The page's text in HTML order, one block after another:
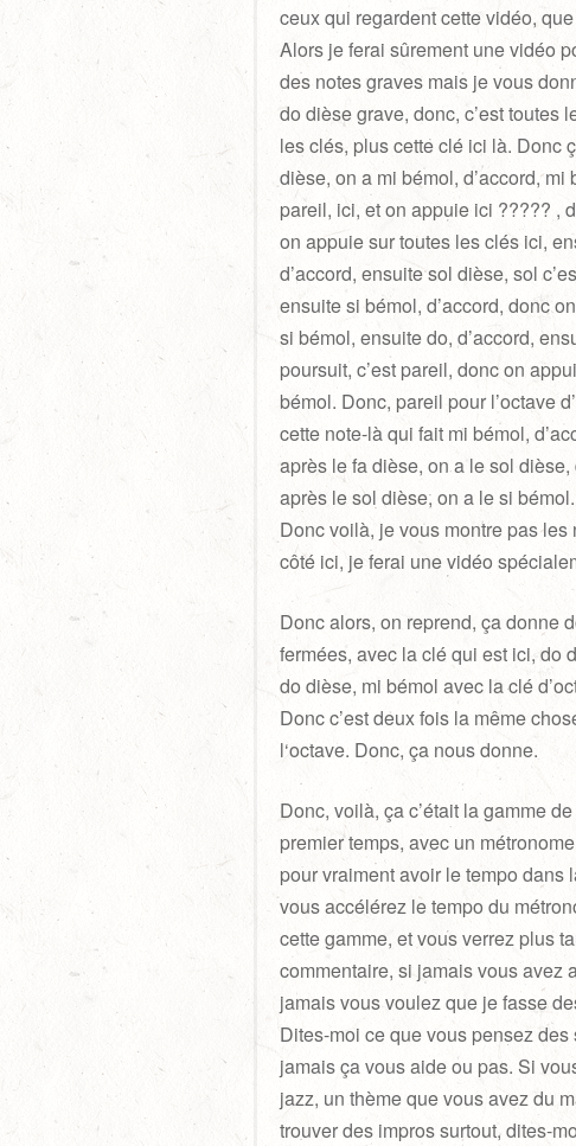
ceux qui regardent cette vidéo,
Alors je ferai sûrement une vidéo
des notes graves mais je vous
do dièse grave, donc, c’est toutes
les clés, plus cette clé ici là. Donc
dièse, on a mi bémol, d’accord, mi
pareil, ici, et on appuie ici ????? ,
on appuie sur toutes les clés ici,
d’accord, ensuite sol dièse, sol
ensuite si bémol, d’accord, donc
si bémol, ensuite do, d’accord,
poursuit, c’est pareil, donc on
bémol. Donc, pareil pour l’octave
cette note-là qui fait mi bémol,
après le fa dièse, on a le sol
après le sol dièse, on a le si
Donc voilà, je vous montre pas
côté ici, je ferai une vidéo
Donc alors, on reprend, ça donne
fermées, avec la clé qui est ici, do
do dièse, mi bémol avec la clé
Donc c’est deux fois la même
l‘octave. Donc, ça nous donne.
Donc, voilà, ça c’était la gamme
premier temps, avec un
pour vraiment avoir le tempo dans
vous accélérez le tempo du
cette gamme, et vous verrez plus
commentaire, si jamais vous avez
jamais vous voulez que je fasse
Dites-moi ce que vous pensez
jamais ça vous aide ou pas. Si
jazz, un thème que vous avez du
trouver des impros surtout, dites-